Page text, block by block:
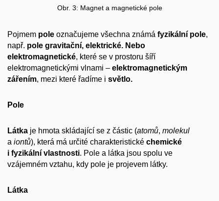
Obr. 3: Magnet a magnetické pole
Pojmem pole označujeme všechna známá fyzikální pole,
např. pole gravitační, elektrické. Nebo
elektromagnetické, které se v prostoru šíří
elektromagnetickými vlnami – elektromagnetickým
zářením, mezi které řadíme i světlo.
Pole
Látka je hmota skládající se z částic (atomů, molekul
a iontů), která má určité charakteristické chemické
i fyzikální vlastnosti. Pole a látka jsou spolu ve
vzájemném vztahu, kdy pole je projevem látky.
Látka